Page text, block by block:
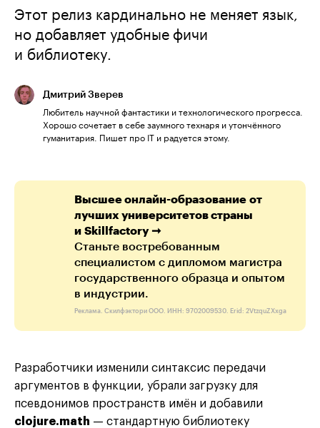
Этот релиз кардинально не меняет язык,
но добавляет удобные фичи
и библиотеку.
Дмитрий Зверев
Любитель научной фантастики и технологического прогресса.
Хорошо сочетает в себе заумного технаря и утончённого
гуманитария. Пишет про IT и радуется этому.
Высшее онлайн-образование от
лучших университетов страны
и Skillfactory ➞
Станьте востребованным
специалистом с дипломом магистра
государственного образца и опытом
в индустрии.
Реклама. Скилфэктори ООО. ИНН: 9702009530. Erid: 2VtzquZXxga
Разработчики изменили синтаксис передачи
аргументов в функции, убрали загрузку для
псевдонимов пространств имён и добавили
clojure.math — стандартную библиотеку